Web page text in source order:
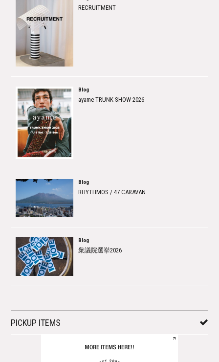
RECRUITMENT
Blog
ayame TRUNK SHOW 2026
Blog
RHYTHMOS / 47 CARAVAN
Blog
衆議院選挙2026
PICKUP ITEMS